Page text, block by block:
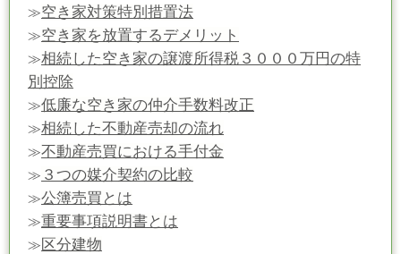
≫空き家対策特別措置法
≫空き家を放置するデメリット
≫相続した空き家の譲渡所得税３０００万円の特
別控除
≫低廉な空き家の仲介手数料改正
≫相続した不動産売却の流れ
≫不動産売買における手付金
≫ ３つの媒介契約の比較
≫公簿売買とは
≫重要事項説明書とは
≫区分建物